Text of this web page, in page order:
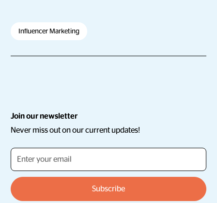
Influencer Marketing
Join our newsletter
Never miss out on our current updates!